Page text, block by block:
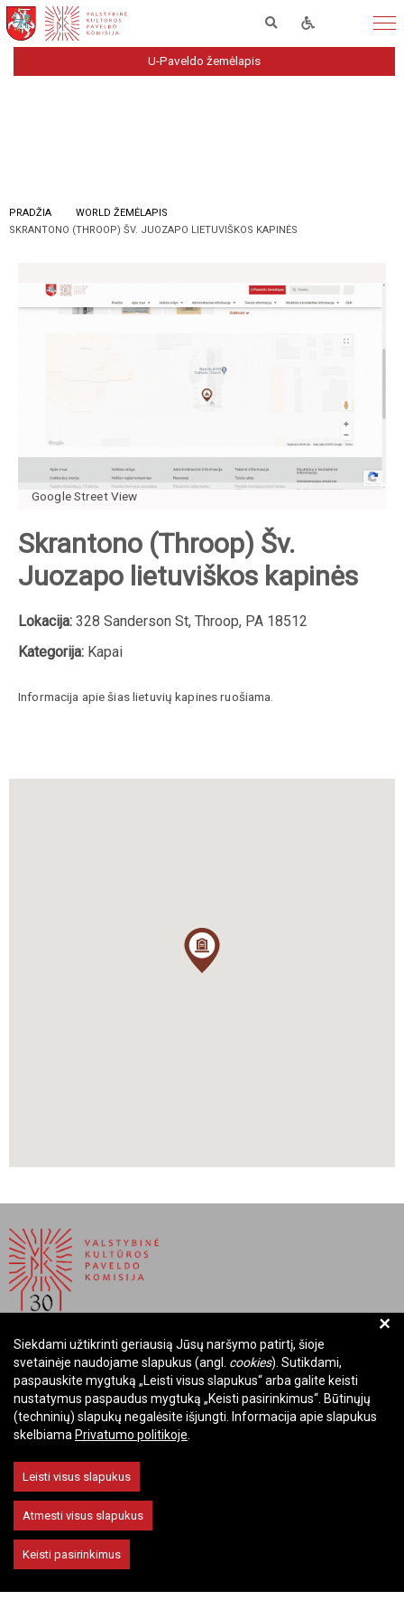
U-Paveldo žemėlapis
PRADŽIA
WORLD ŽEMĖLAPIS
SKRANTONO (THROOP) ŠV. JUOZAPO LIETUVIŠKOS KAPINĖS
Google Street View
Skrantono (Throop) Šv.
Juozapo lietuviškos kapinės
Lokacija: 328 Sanderson St, Throop, PA 18512
Kategorija: Kapai
Informacija apie šias lietuvių kapines ruošiama.
BIUDŽETINĖ ĮSTAIGA LIETUVOS RESPUBLIKOS
VALSTYBINĖ KULTŪROS PAVELDO KOMISIJA
Įmonės kodas: Juridinių asmenų registre 288700520
Adresas: Rūdninkų g. 13, 01135 Vilnius
El. paštas: komisija@vkpk.lt
BENDRAUKIME
+
Siekdami užtikrinti geriausią Jūsų naršymo patirtį, šioje
svetainėje naudojame slapukus (angl. cookies). Sutikdami,
paspauskite mygtuką „Leisti visus slapukus“ arba galite keisti
nustatymus paspaudus mygtuką „Keisti pasirinkimus“. Būtinųjų
(techninių) slapukų negalėsite išjungti. Informacija apie slapukus
skelbiama Privatumo politikoje
Leisti visus slapukus
Atmesti visus slapukus
Keisti pasirinkimus